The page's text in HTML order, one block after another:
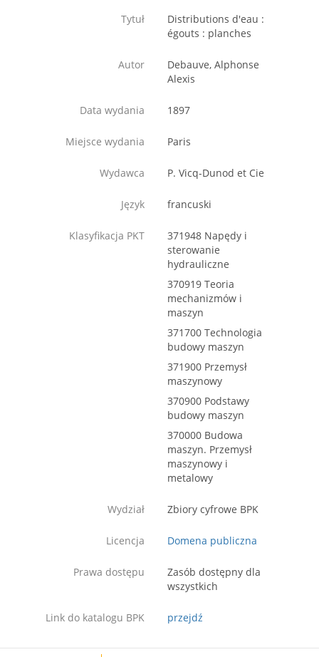
Tytuł
Distributions d'eau :
égouts : planches
Autor
Debauve, Alphonse
Alexis
Data wydania 1897
Miejsce wydania Paris
Wydawca P. Vicq-Dunod et Cie
Język francuski
Klasyfikacja PKT
371948 Napędy i
sterowanie
hydrauliczne
370919 Teoria
mechanizmów i
maszyn
371700 Technologia
budowy maszyn
371900 Przemysł
maszynowy
370900 Podstawy
budowy maszyn
370000 Budowa
maszyn. Przemysł
maszynowy i
metalowy
Wydział Zbiory cyfrowe BPK
Licencja Domena publiczna
Prawa dostępu
Zasób dostępny dla
wszystkich
Link do katalogu BPK przejdź